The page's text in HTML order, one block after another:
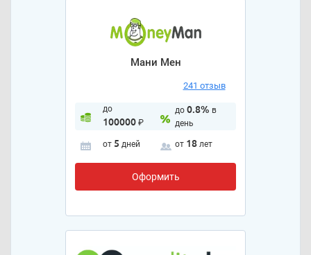
Мани Мен
241 отзыв
до
100000₽
до 0.8% в
день
от 5 дней от 18 лет
Оформить